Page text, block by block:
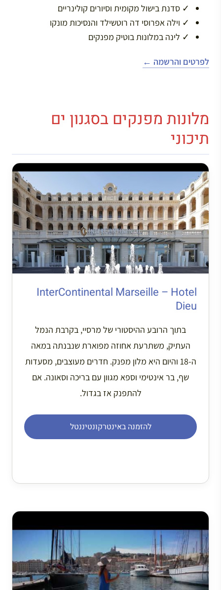
✓ סדנת בישול מקומית וסיורים קולינריים
✓ וילה אפרוסי דה רוטשילד והנסיכות מונקו
✓ לינה במלונות בוטיק מפנקים
לפרטים והרשמה ←
מלונות מפנקים בסגנון ים
תיכוני
InterContinental Marseille – Hotel
Dieu
בתוך הרובע ההיסטורי של מרסיי, בקרבת הנמל
העתיק, משתרעת אחוזה מפוארת שנבנתה במאה
ה-18 והיום היא מלון מפנק. חדרים מעוצבים, מסעדות
שף, בר אינטימי וספא מגוון עם בריכה וסאונה. אם
להתפנק אז בגדול.
להזמנה באינטרקונטיננטל